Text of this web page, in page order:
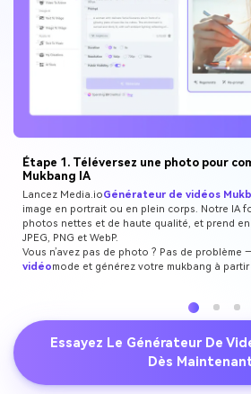
Étape 1. Téléversez une photo pour
Mukbang IA
Lancez Media.ioGénérateur de vidéos
image en portrait ou en plein corps. Notre IA
photos nettes et de haute qualité, et prend en
JPEG, PNG et WebP.
Vous n’avez pas de photo ? Pas de problème
vidéomode et générez votre mukbang à
Essayez Le Générateur De
Dès